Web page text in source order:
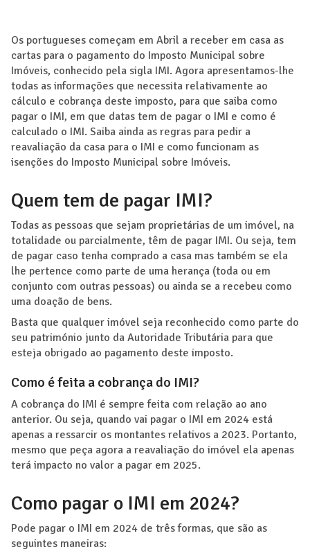
Os portugueses começam em Abril a receber em casa as
cartas para o pagamento do Imposto Municipal sobre
Imóveis, conhecido pela sigla IMI. Agora apresentamos-lhe
todas as informações que necessita relativamente ao
cálculo e cobrança deste imposto, para que saiba como
pagar o IMI, em que datas tem de pagar o IMI e como é
calculado o IMI. Saiba ainda as regras para pedir a
reavaliação da casa para o IMI e como funcionam as
isenções do Imposto Municipal sobre Imóveis.
Quem tem de pagar IMI?
Todas as pessoas que sejam proprietárias de um imóvel, na
totalidade ou parcialmente, têm de pagar IMI. Ou seja, tem
de pagar caso tenha comprado a casa mas também se ela
lhe pertence como parte de uma herança (toda ou em
conjunto com outras pessoas) ou ainda se a recebeu como
uma doação de bens.
Basta que qualquer imóvel seja reconhecido como parte do
seu património junto da Autoridade Tributária para que
esteja obrigado ao pagamento deste imposto.
Como é feita a cobrança do IMI?
A cobrança do IMI é sempre feita com relação ao ano
anterior. Ou seja, quando vai pagar o IMI em 2024 está
apenas a ressarcir os montantes relativos a 2023. Portanto,
mesmo que peça agora a reavaliação do imóvel ela apenas
terá impacto no valor a pagar em 2025.
Como pagar o IMI em 2024?
Pode pagar o IMI em 2024 de três formas, que são as
seguintes maneiras: